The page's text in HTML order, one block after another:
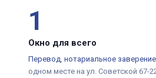
1
Окно для всего
Перевод, нотариальное заверение
одном месте на ул. Советской 67-